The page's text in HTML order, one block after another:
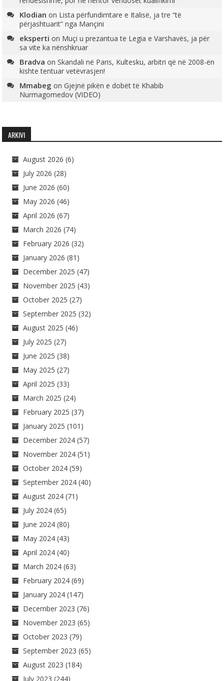
Klodian on Lista përfundimtare e Italisë, ja tre “të
përjashtuarit” nga Mançini
eksperti on Muçi u prezantua te Legia e Varshavës, ja për
sa vite ka nënshkruar
Bradva onSkandali në Paris, Kultesku, arbitri që në 2008-ën
kishte tentuar vetëvrasjen!
Mmabeg onGjejnë pikën e dobët të Khabib
Nurmagomedov (VIDEO)
ARKIVI
August 2026 (6)
July 2026 (28)
June 2026 (60)
May 2026 (46)
April 2026 (67)
March 2026 (74)
February 2026 (32)
January 2026 (81)
December 2025 (47)
November 2025 (43)
October 2025 (27)
September 2025 (32)
August 2025 (46)
July 2025 (27)
June 2025 (38)
May 2025 (27)
April 2025 (33)
March 2025 (24)
February 2025 (37)
January 2025 (101)
December 2024 (57)
November 2024 (51)
October 2024 (59)
September 2024 (40)
August 2024 (71)
July 2024 (65)
June 2024 (80)
May 2024 (43)
April 2024 (40)
March 2024 (63)
February 2024 (69)
January 2024 (147)
December 2023 (76)
November 2023 (65)
October 2023 (79)
September 2023 (65)
August 2023 (184)
July 2023 (244)